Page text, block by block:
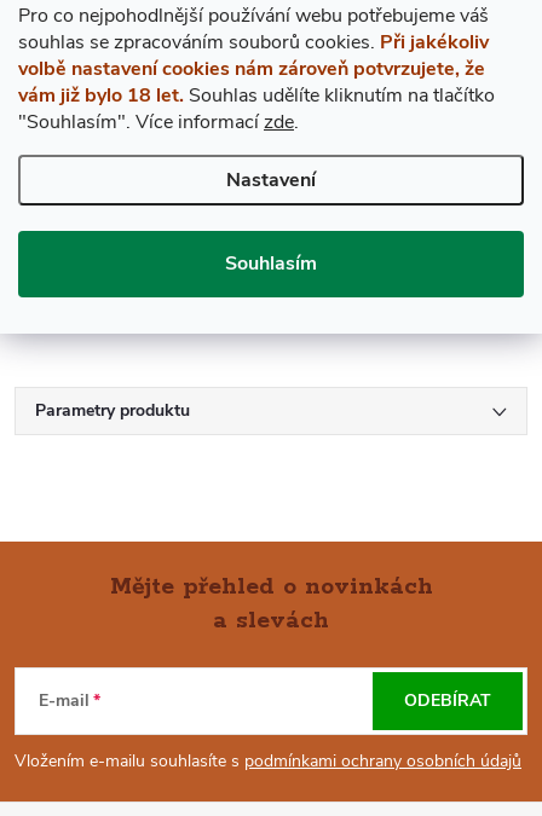
Pro co nejpohodlnější používání webu potřebujeme váš
souhlas se zpracováním souborů cookies. Při jakékoliv
volbě nastavení cookies nám zároveň potvrzujete, že
vám již bylo 18 let. Souhlas udělíte kliknutím na tlačítko
"Souhlasím". Více informacízde.
Nastavení
Souhlasím
Popis produktu
DETAILNÍ POPIS PRODUKTU
Ročníkové víno 1966
Hladina v láhvi: VTS (zcela nejvyšší ramena)
Parametry produktu
P
Mějte přehled o novinkách
a slevách
E-mail
Vložením e-mailu souhlasíte s podmínkami ochrany osobních údajů
ODEBÍRAT